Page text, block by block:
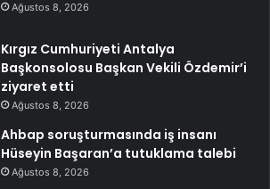
Ağustos 8, 2026
Kırgız Cumhuriyeti Antalya
Başkonsolosu Başkan Vekili Özdemir’i
ziyaret etti
Ağustos 8, 2026
Ahbap soruşturmasında iş insanı
Hüseyin Başaran’a tutuklama talebi
Ağustos 8, 2026